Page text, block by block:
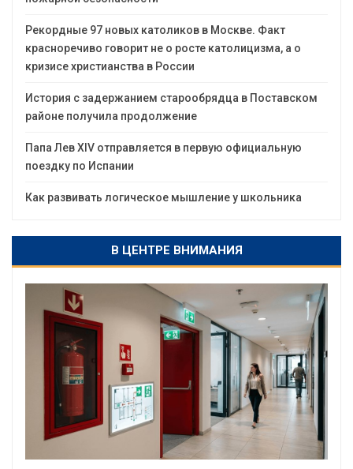
Рекордные 97 новых католиков в Москве. Факт
красноречиво говорит не о росте католицизма, а о
кризисе христианства в России
История с задержанием старообрядца в Поставском
районе получила продолжение
Папа Лев XIV отправляется в первую официальную
поездку по Испании
Как развивать логическое мышление у школьника
В ЦЕНТРЕ ВНИМАНИЯ